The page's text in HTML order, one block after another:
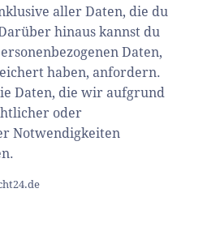
aller Daten, die du
hinaus kannst du
Daten,
haben, anfordern.
Daten, die wir aufgrund
oder
Notwendigkeiten